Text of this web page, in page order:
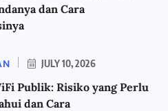
dan Cara
JULY 10, 2026
Publik: Risiko yang Perlu
dan Cara